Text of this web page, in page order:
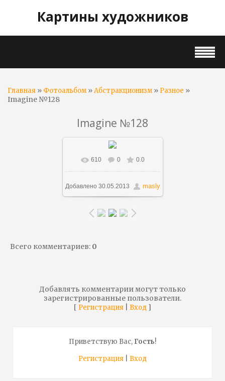
Картины художников
Главная » Фотоальбом»Абстракционизм» Разное »
Imagine №128
Imagine №128
В реальном размере
1200x1120 / 401.5Kb
610 0 0.0
Добавлено 30.05.2013 masly
Всего комментариев: 0
Добавлять комментарии могут только
зарегистрированные пользователи.
[ Регистрация Вход ]
Приветствую Вас,Гость!
Регистрация
Вход